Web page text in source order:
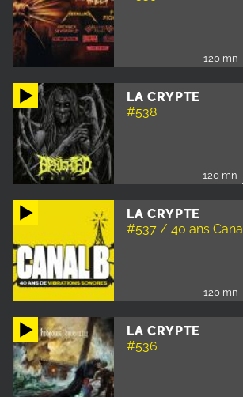
120 mn
LA CRYPTE
#538
120 mn
LA CRYPTE
#537 / 40 ans
120 mn
LA CRYPTE
#536